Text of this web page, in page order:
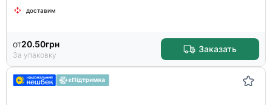
доставим
от20.50грн
За упаковку
Заказать